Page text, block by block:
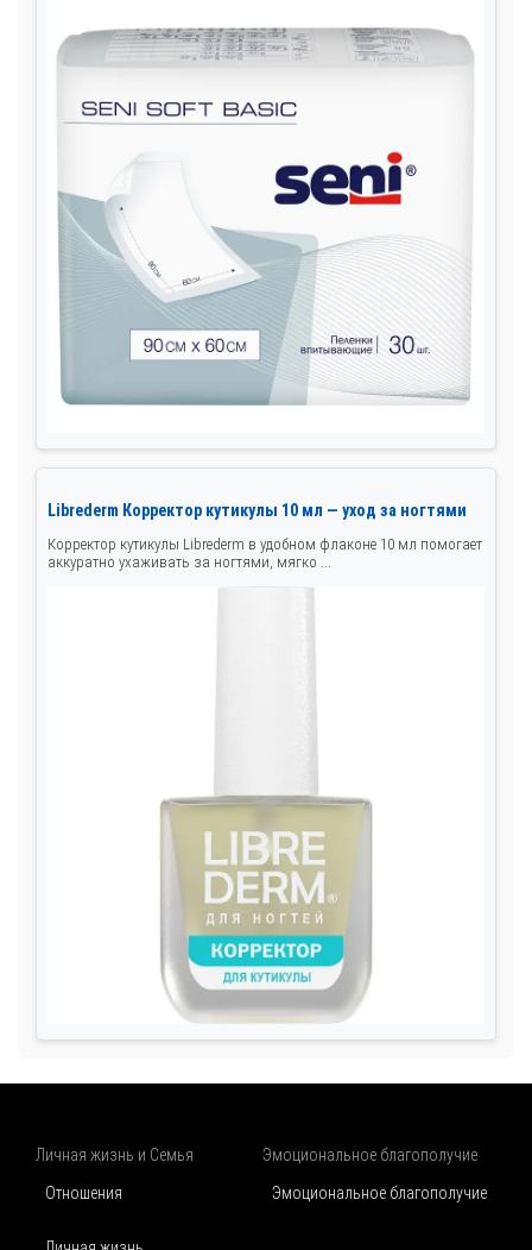
Librederm Корректор кутикулы 10 мл — уход за ногтями
Корректор кутикулы Librederm в удобном флаконе 10 мл помогает
аккуратно ухаживать за ногтями, мягко ...
Личная жизнь и Семья
Отношения
Эмоциональное благополучие
Эмоциональное благополучие